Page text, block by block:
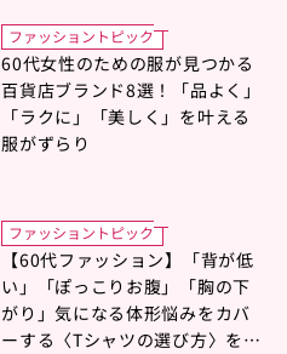
ファッショントピック
60代女性のための服が見つかる
百貨店ブランド8選！「品よく」
「ラクに」「美しく」を叶える
服がずらり
ファッショントピック
【60代ファッション】「背が低
い」「ぽっこりお腹」「胸の下
がり」気になる体形悩みをカバ
ーする〈Tシャツの選び方〉をス